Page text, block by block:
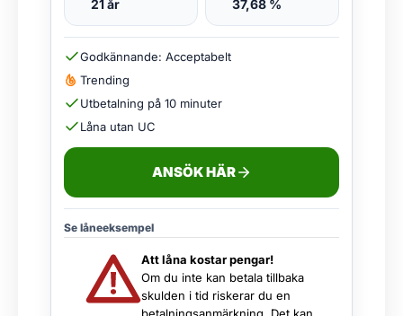
21 år 37,68 %
Godkännande: Acceptabelt
Trending
Utbetalning på 10 minuter
Låna utan UC
ANSÖK HÄR
Se låneeksempel
Att låna kostar pengar!
Om du inte kan betala tillbaka
skulden i tid riskerar du en